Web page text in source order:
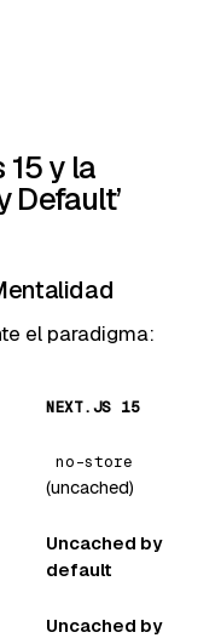
y la
Default’
el paradigma:
NEXT.JS 15
no-store
(uncached)
Uncached by
default
Uncached by